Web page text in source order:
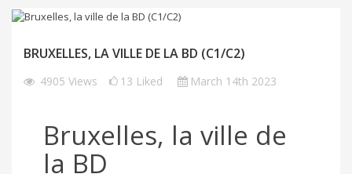
BRUXELLES, LA VILLE DE LA BD (C1/C2)
4905 Views 13 Liked March 14th 2023
Bruxelles, la ville de
la BD